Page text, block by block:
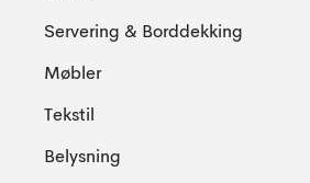
Servering & Borddekking
Møbler
Tekstil
Belysning